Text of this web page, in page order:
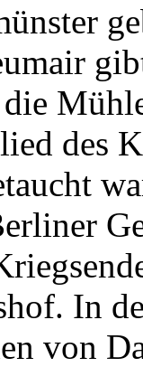
des
In
von